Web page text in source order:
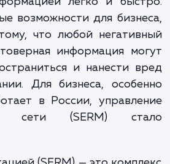
возможность
легко и
возможности для
тому, что любой
информация
и нанести
Для бизнеса,
в России,